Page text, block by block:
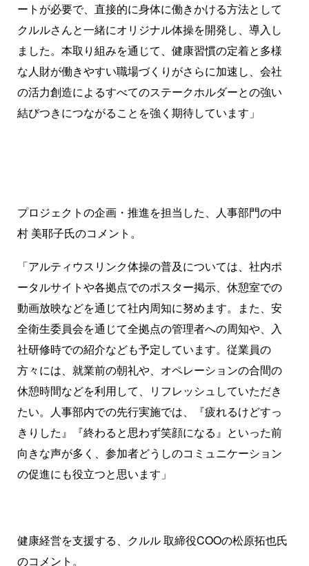
ートが必要で、直接的に身体に働きかける方法として
クルルさんと一緒にオリジナル体操を開発し、導入し
ました。本取り組みを通じて、健康習慣の定着と多様
な人財が働きやすい職場づくりがさらに加速し、会社
の活力創造によるすべてのステークホルダーとの強い
結びつきにつながることを強く期待しています」
プロジェクトの企画・推進を担当した、人事部門の中
村 美耶子氏のコメント。
「アルティウスリンク体操の普及については、社内ポ
ータルサイトや各拠点でのポスター掲示、休憩室での
動画放映などを通じて社内周知に努めます。また、安
全衛生委員会を通じて全拠点の管理者への周知や、入
社研修時での紹介なども予定しています。従業員の
方々には、就業前の朝礼や、オペレーションの合間の
休憩時間などを利用して、リフレッシュしていただき
たい。人事部内での先行実施では、『疲れるけどすっ
きりした』『終わると思わず笑顔になる』といった前
向きな声が多く、参加者どうしのコミュニケーション
の促進にも役立つと思います」
健康経営を支援する、クルル 取締役COOの松原拓也氏
のコメント。